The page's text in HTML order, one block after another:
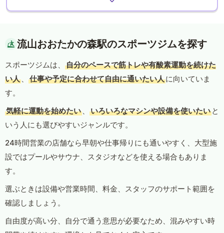
流山おおたかの森駅のスポーツジムを探す
スポーツジムは、
自分のペースで筋トレや有酸素運動を続けた
い人 、 仕事や予定に合わせて自由に通いたい人に向いていま
す。
気軽に運動を始めたい 、 いろいろなマシンや設備を使いたい と
いう人にも選びやすいジャンルです。
24時間営業の店舗なら早朝や仕事帰りにも通いやすく、大型施
設ではプールやサウナ、スタジオなどを使える場合もありま
す。
選ぶときは設備や営業時間、料金、スタッフのサポート範囲を
確認しましょう。
自由度が高い分、自分で通う意思が必要なため、混みやすい時